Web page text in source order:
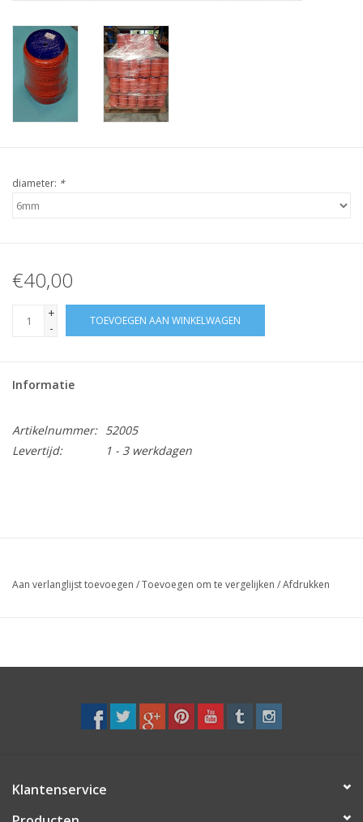
diameter: *
€40,00
+
-
TOEVOEGEN AAN WINKELWAGEN
Informatie
Artikelnummer: 52005
Levertijd:
1 - 3 werkdagen
Aan verlanglijst toevoegen /Toevoegen om te vergelijken /Afdrukken
Klantenservice